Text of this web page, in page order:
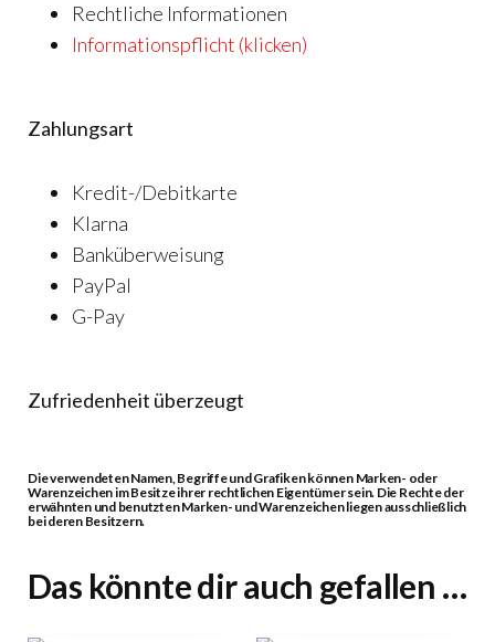
Rechtliche Informationen
Informationspflicht (klicken)
Zahlungsart
Kredit-/Debitkarte
Klarna
Banküberweisung
PayPal
G-Pay
Zufriedenheit überzeugt
Die verwendeten Namen, Begriffe und Grafiken können Marken- oder
Warenzeichen im Besitze ihrer rechtlichen Eigentümer sein. Die Rechte der
erwähnten und benutzten Marken- und Warenzeichen liegen ausschließlich
bei deren Besitzern.
Das könnte dir auch gefallen …